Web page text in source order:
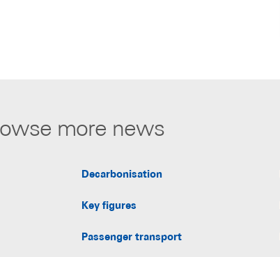
more news
Decarbonisation
Key figures
Passenger transport